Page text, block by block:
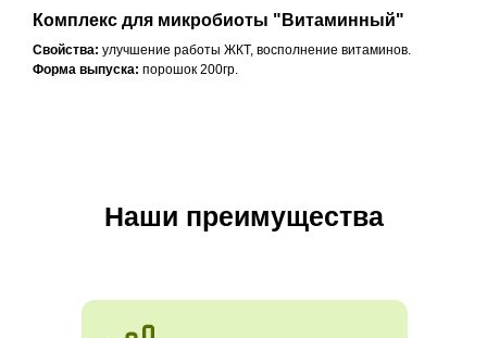
Комплекс для микробиоты "Витаминный"
Свойства: улучшение работы ЖКТ, восполнение витаминов.
Форма выпуска: порошок 200гр.
Наши преимущества